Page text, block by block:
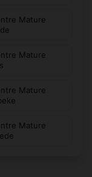
Mature
Mature
Mature
Mature